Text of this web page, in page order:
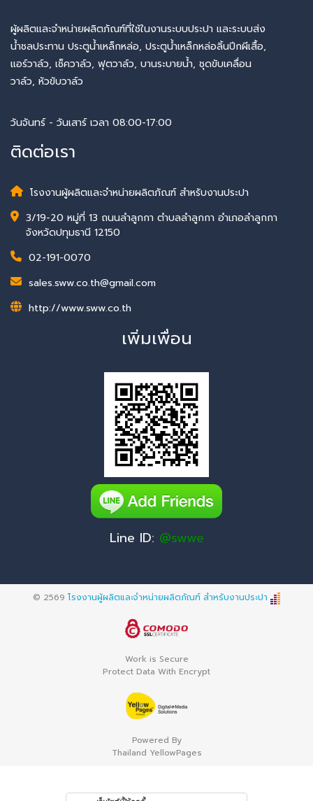
ผู้ผลิตและจำหน่ายผลิตภัณฑ์ที่ใช้ในงานระบบประปา และระบบส่ง
น้ำชลประทาน ประตูน้ำเหล็กหล่อ, ประตูน้ำเหล็กหล่อลิ้นปีกผีเสื้อ,
แอร์วาล์ว, เช็ควาล์ว, ฟุตวาล์ว, บานระบายน้ำ, ชุดขับเคลื่อน
วาล์ว, หัวขับวาล์ว
วันจันทร์ - วันเสาร์ เวลา 08:00-17:00
ติดต่อเรา
โรงงานผู้ผลิตและจำหน่ายผลิตภัณฑ์ สำหรับงานประปา
3/19-20 หมู่ที่ 13 ถนนลำลูกกา ตำบลลำลูกกา อำเภอลำลูกกา
จังหวัดปทุมธานี 12150
02-191-0070
sales.sww.co.th@gmail.com
http://www.sww.co.th
เพิ่มเพื่อน
Line ID: @swwe
© 2569 โรงงานผู้ผลิตและจำหน่ายผลิตภัณฑ์ สำหรับงานประปา
Work is Secure
Protect Data With Encrypt
Powered By
Thailand YellowPages